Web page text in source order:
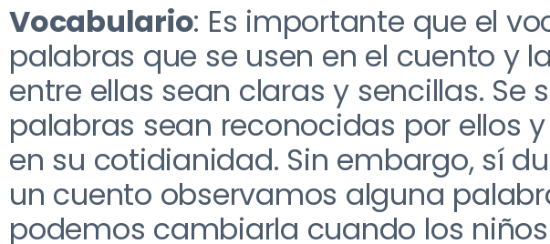
Vocabulario: Es importante que el
palabras que se usen en el cuento y
entre ellas sean claras y sencillas. Se
palabras sean reconocidas por ellos
en su cotidianidad. Sin embargo, sí
un cuento observamos alguna
podemos cambiarla cuando los